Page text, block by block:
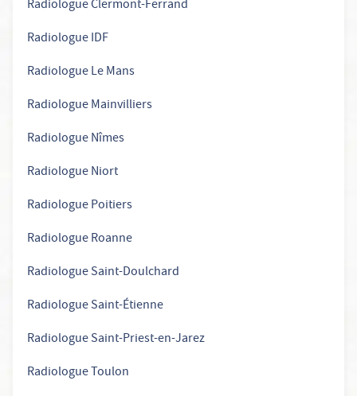
Radiologue Clermont-Ferrand
Radiologue IDF
Radiologue Le Mans
Radiologue Mainvilliers
Radiologue Nîmes
Radiologue Niort
Radiologue Poitiers
Radiologue Roanne
Radiologue Saint-Doulchard
Radiologue Saint-Étienne
Radiologue Saint-Priest-en-Jarez
Radiologue Toulon